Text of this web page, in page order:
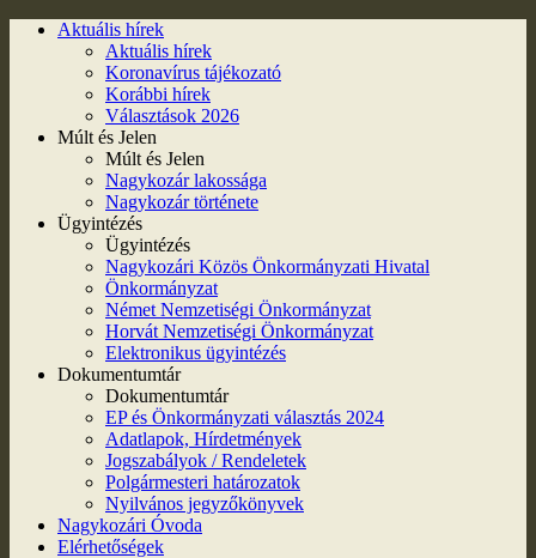
Aktuális hírek
Aktuális hírek
Koronavírus tájékozató
Korábbi hírek
Választások 2026
Múlt és Jelen
Múlt és Jelen
Nagykozár lakossága
Nagykozár története
Ügyintézés
Ügyintézés
Nagykozári Közös Önkormányzati Hivatal
Önkormányzat
Német Nemzetiségi Önkormányzat
Horvát Nemzetiségi Önkormányzat
Elektronikus ügyintézés
Dokumentumtár
Dokumentumtár
EP és Önkormányzati választás 2024
Adatlapok, Hírdetmények
Jogszabályok / Rendeletek
Polgármesteri határozatok
Nyilvános jegyzőkönyvek
Nagykozári Óvoda
Elérhetőségek